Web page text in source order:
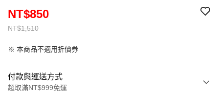
NT$1,510
NT$850
※ 本商品不適用折價券
付款與運送方式
超取滿NT$999免運